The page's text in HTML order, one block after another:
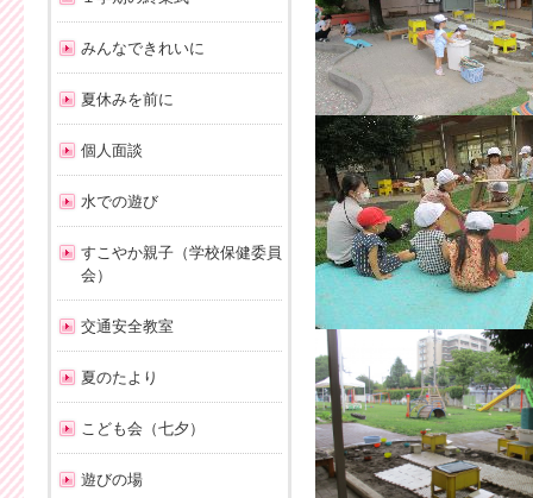
みんなできれいに
夏休みを前に
個人面談
水での遊び
すこやか親子（学校保健委員
会）
交通安全教室
夏のたより
こども会（七夕）
遊びの場